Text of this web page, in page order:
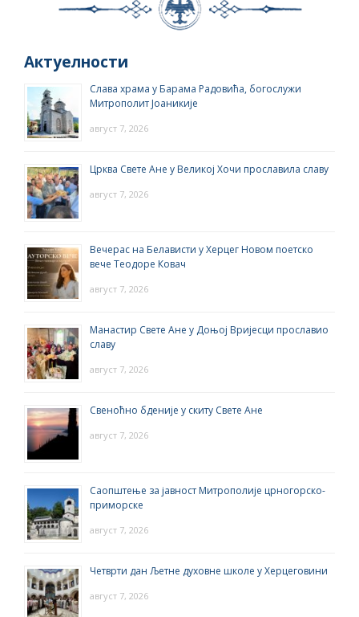
Актуелности
Слава храма у Барама Радовића, богослужи
Митрополит Јоаникије
август 7, 2026
Црква Свете Ане у Великој Хочи прославила славу
август 7, 2026
Вечерас на Белависти у Херцег Новом поетско
вече Теодоре Ковач
август 7, 2026
Манастир Свете Ане у Доњој Вријесци прославио
славу
август 7, 2026
Свеноћно бденије у скиту Свете Ане
август 7, 2026
Саопштење за јавност Митрополије црногорско-
приморске
август 7, 2026
Четврти дан Љетне духовне школе у Херцеговини
август 7, 2026